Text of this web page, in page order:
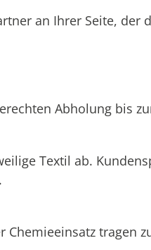
an Ihrer Seite,
Abholung bis
Textil ab.
Chemieeinsatz tragen